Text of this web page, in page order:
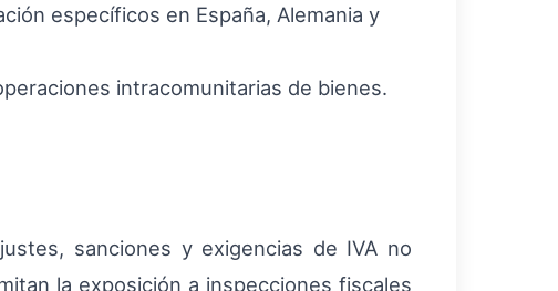
específicos en España, Alemania y
intracomunitarias de bienes.
sanciones y exigencias de IVA no
la exposición a inspecciones fiscales